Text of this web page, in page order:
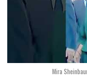
Mira